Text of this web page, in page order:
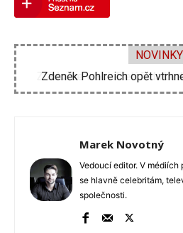
NOVINKY
Zdeněk Pohlreich opět
Marek Novotný
Vedoucí editor. V
se hlavně celebritám,
společnosti.